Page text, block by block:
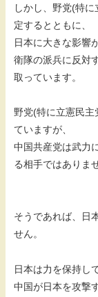
しかし、野党(特
定するとともに、
日本に大きな影響
衛隊の派兵に反対
取っています。
野党(特に立憲民
ていますが、
中国共産党は武力
る相手ではありま
そうであれば、日
せん。
日本は力を保持して
中国が日本を攻撃